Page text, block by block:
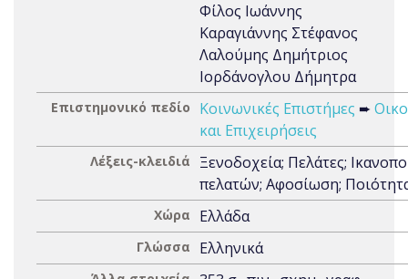
Φίλος Ιωάννης
Καραγιάννης Στέφανος
Λαλούμης Δημήτριος
Ιορδάνογλου Δήμητρα
Επιστημονικό πεδίο Κοινωνικές Επιστήμες ➨
και Επιχειρήσεις
Λέξεις-κλειδιά
Ξενοδοχεία; Πελάτες;
πελατών; Αφοσίωση;
Χώρα Ελλάδα
Γλώσσα Ελληνικά